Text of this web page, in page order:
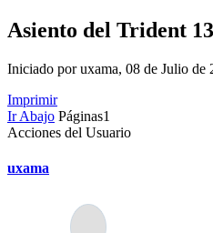
Asiento del Trident
Iniciado por uxama, 08 de Julio de
Imprimir
Ir Abajo Páginas1
Acciones del Usuario
uxama